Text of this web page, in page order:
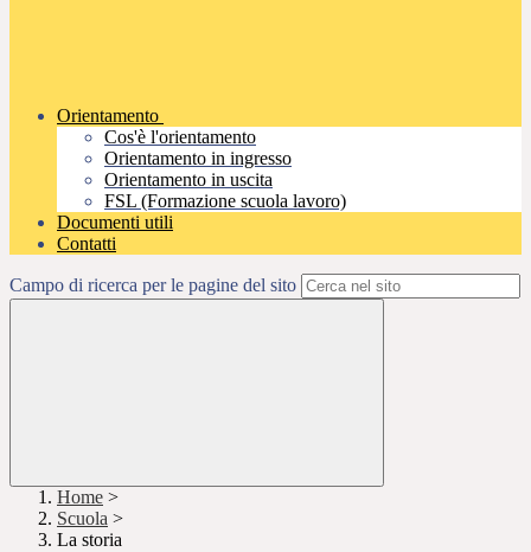
Orientamento
Cos'è l'orientamento
Orientamento in ingresso
Orientamento in uscita
FSL (Formazione scuola lavoro)
Documenti utili
Contatti
Campo di ricerca per le pagine del sito
Home >
Scuola >
La storia